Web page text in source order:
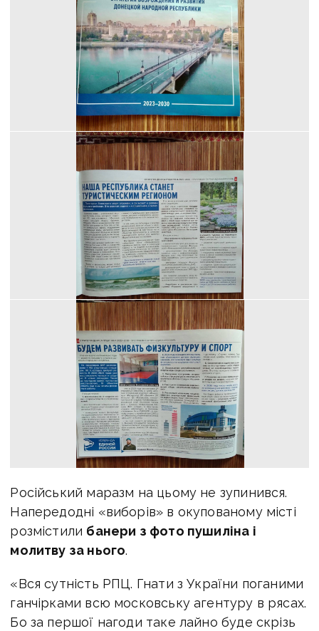
Російський маразм на цьому не зупинився.
Напередодні «виборів» в окупованому місті
розмістили банери з фото пушиліна і
молитву за нього.
«Вся сутність РПЦ. Гнати з України поганими
ганчірками всю московську агентуру в рясах.
Бо за першої нагоди таке лайно буде скрізь